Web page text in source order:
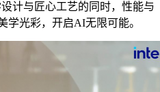
计与匠心工艺的同时，性能与
学光彩，开启AI无限可能。